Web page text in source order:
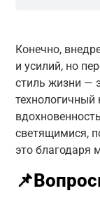
Конечно,
и усилий, но
стиль жизни —
технологичный
светящимися,
это благодаря